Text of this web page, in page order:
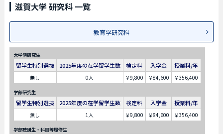
滋賀大学 研究科 一覧
教育学研究科
大学院研究生
留学生特別選抜 2025年度の在学留学生数 検定料 入学金 授業料/年
無し 0人 ￥9,800 ￥84,600 ￥356,400
学部研究生
留学生特別選抜 2025年度の在学留学生数 検定料 入学金 授業料/年
無し 1人 ￥9,800 ￥84,600 ￥356,400
学部聴講生・科目等履修生